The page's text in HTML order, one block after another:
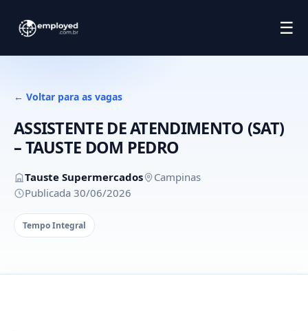
☰
← Voltar para as vagas
ASSISTENTE DE ATENDIMENTO (SAT)
– TAUSTE DOM PEDRO
Tauste Supermercados
Campinas
Publicada 30/06/2026
Tempo Integral